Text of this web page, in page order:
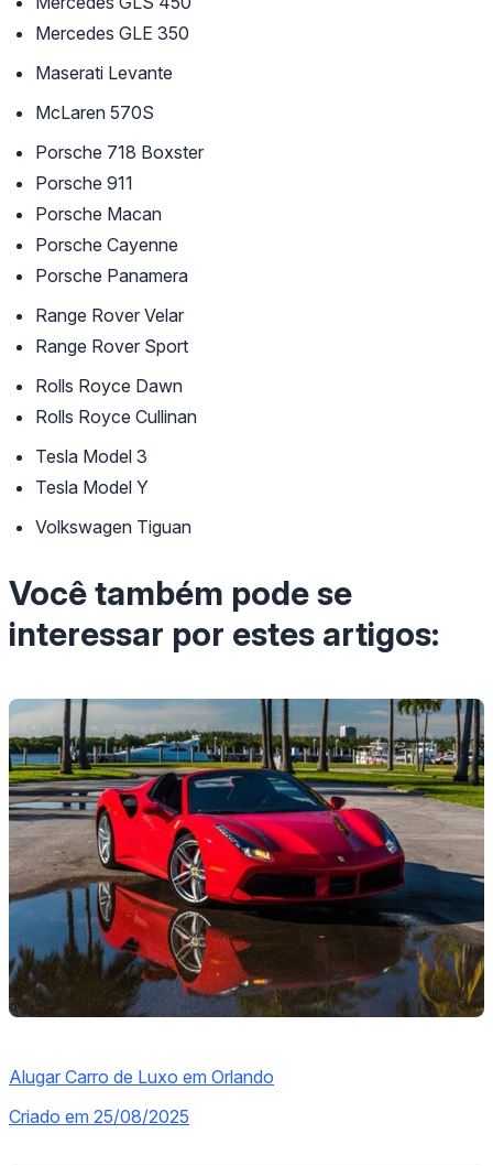
Mercedes GLE 350
Maserati Levante
McLaren 570S
Porsche 718 Boxster
Porsche 911
Porsche Macan
Porsche Cayenne
Porsche Panamera
Range Rover Velar
Range Rover Sport
Rolls Royce Dawn
Rolls Royce Cullinan
Tesla Model 3
Tesla Model Y
Volkswagen Tiguan
Você também pode se
interessar por estes artigos:
Alugar Carro de Luxo em Orlando
Criado em 25/08/2025